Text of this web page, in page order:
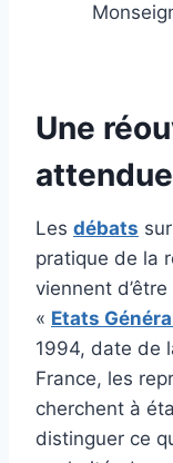
Une
attendue
Les débats
pratique de la
viennent d’être
« Etats
1994, date de
France, les
cherchent à
distinguer ce